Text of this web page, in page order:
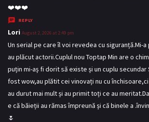
❤️❤️❤️
REPLY
Lori s
a
y
s
:
August 2, 2026 at 2:49 pm
Un serial pe care îl voi revedea cu siguranță.Mi-
au plăcut actorii.Cuplul nou Toptap Min are o
puțin mi-aș fi dorit să existe și un cuplu secundar
fost wow,au plătit cei vinovați nu cu
au durut mai mult și au primit toți ce au
e că băieții au rămas împreună și că binele a
🌷